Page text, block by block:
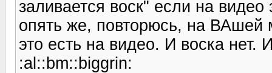
заливается воск" если на видео
опять же, повторюсь, на ВАшей
это есть на видео. И воска нет.
:al::bm::biggrin: